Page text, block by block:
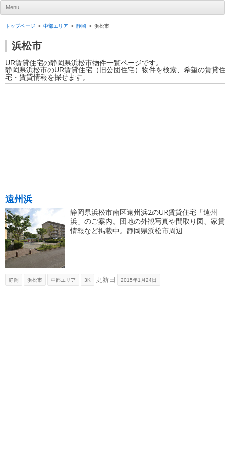
UR賃貸住宅ナビ
Menu
トップページ 中部エリア 静岡 浜松市
浜松市
UR賃貸住宅の静岡県浜松市物件一覧ページです。
静岡県浜松市のUR賃貸住宅（旧公団住宅）物件を検索、希望の賃貸
宅・賃貸情報を探せます。
遠州浜
静岡県浜松市南区遠州浜2のUR賃貸住宅「遠州
浜」のご案内。団地の外観写真や間取り図、家賃
情報など掲載中。静岡県浜松市周辺
静岡 浜松市 中部エリア 3K 更新日 2015年1月24日